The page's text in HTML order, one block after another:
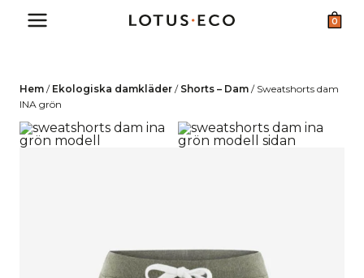
0
Hem / Ekologiska damkläder / Shorts – Dam / Sweatshorts dam
INA grön